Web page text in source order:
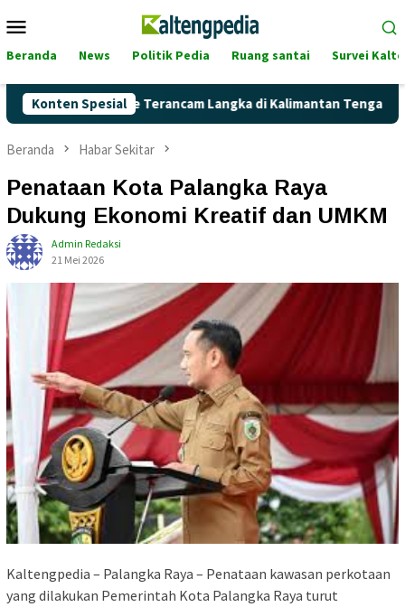
ke
Mobile
Beranda News Politik Pedia Ruang santai Survei
Konten Spesial
Pertalite Terancam Langka di Kalimantan Tengah?
Beranda Habar Sekitar
Penataan Kota Palangka Raya
Dukung Ekonomi Kreatif dan UMKM
Admin Redaksi
21 Mei 2026
Kaltengpedia – Palangka Raya – Penataan kawasan perkotaan
yang dilakukan Pemerintah Kota Palangka Raya turut